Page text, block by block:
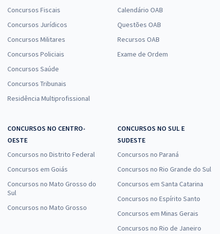
Concursos Fiscais
Concursos Jurídicos
Concursos Militares
Concursos Policiais
Concursos Saúde
Concursos Tribunais
Residência Multiprofissional
Calendário OAB
Questões OAB
Recursos OAB
Exame de Ordem
CONCURSOS NO CENTRO-
OESTE
Concursos no Distrito Federal
Concursos em Goiás
Concursos no Mato Grosso do
Sul
Concursos no Mato Grosso
CONCURSOS NO SUL E
SUDESTE
Concursos no Paraná
Concursos no Rio Grande do Sul
Concursos em Santa Catarina
Concursos no Espírito Santo
Concursos em Minas Gerais
Concursos no Rio de Janeiro